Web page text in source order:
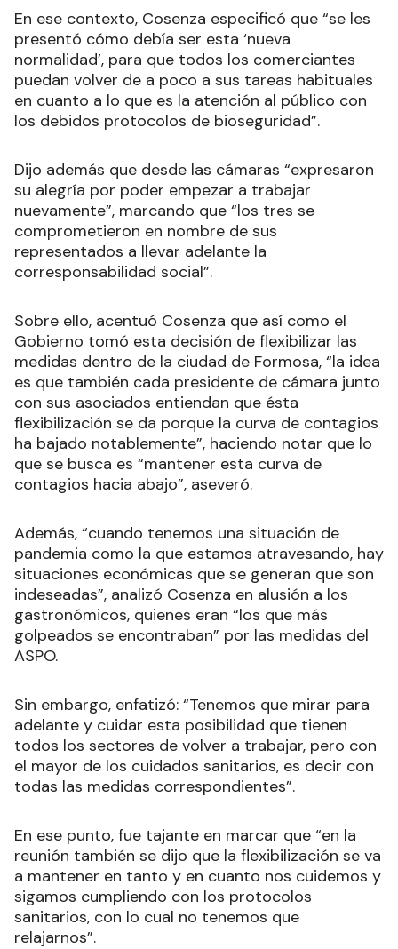
En ese contexto, Cosenza especificó que “se les
presentó cómo debía ser esta ‘nueva
normalidad’, para que todos los comerciantes
puedan volver de a poco a sus tareas habituales
en cuanto a lo que es la atención al público con
los debidos protocolos de bioseguridad”.
Dijo además que desde las cámaras “expresaron
su alegría por poder empezar a trabajar
nuevamente”, marcando que “los tres se
comprometieron en nombre de sus
representados a llevar adelante la
corresponsabilidad social”.
Sobre ello, acentuó Cosenza que así como el
Gobierno tomó esta decisión de flexibilizar las
medidas dentro de la ciudad de Formosa, “la idea
es que también cada presidente de cámara junto
con sus asociados entiendan que ésta
flexibilización se da porque la curva de contagios
ha bajado notablemente”, haciendo notar que lo
que se busca es “mantener esta curva de
contagios hacia abajo”, aseveró.
Además, “cuando tenemos una situación de
pandemia como la que estamos atravesando, hay
situaciones económicas que se generan que son
indeseadas”, analizó Cosenza en alusión a los
gastronómicos, quienes eran “los que más
golpeados se encontraban” por las medidas del
ASPO.
Sin embargo, enfatizó: “Tenemos que mirar para
adelante y cuidar esta posibilidad que tienen
todos los sectores de volver a trabajar, pero con
el mayor de los cuidados sanitarios, es decir con
todas las medidas correspondientes”.
En ese punto, fue tajante en marcar que “en la
reunión también se dijo que la flexibilización se va
a mantener en tanto y en cuanto nos cuidemos y
sigamos cumpliendo con los protocolos
sanitarios, con lo cual no tenemos que
relajarnos”.